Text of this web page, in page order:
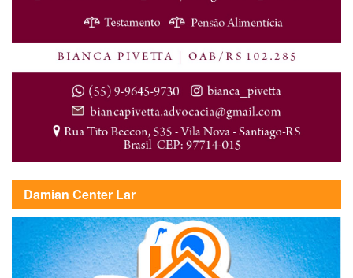
Damian Center Lar